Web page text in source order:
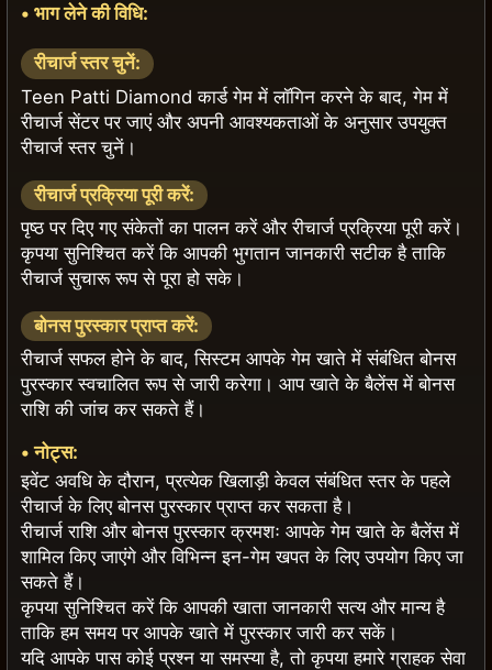
• भाग लेने की विधि:
रीचार्ज स्तर चुनें:
Teen Patti Diamond कार्ड गेम में लॉगिन करने के बाद, गेम में
रीचार्ज सेंटर पर जाएं और अपनी आवश्यकताओं के अनुसार उपयुक्त
रीचार्ज स्तर चुनें।
रीचार्ज प्रक्रिया पूरी करें:
पृष्ठ पर दिए गए संकेतों का पालन करें और रीचार्ज प्रक्रिया पूरी करें।
कृपया सुनिश्चित करें कि आपकी भुगतान जानकारी सटीक है ताकि
रीचार्ज सुचारू रूप से पूरा हो सके।
बोनस पुरस्कार प्राप्त करें:
रीचार्ज सफल होने के बाद, सिस्टम आपके गेम खाते में संबंधित बोनस
पुरस्कार स्वचालित रूप से जारी करेगा। आप खाते के बैलेंस में बोनस
राशि की जांच कर सकते हैं।
•नोट्स:
इवेंट अवधि के दौरान, प्रत्येक खिलाड़ी केवल संबंधित स्तर के पहले
रीचार्ज के लिए बोनस पुरस्कार प्राप्त कर सकता है।
रीचार्ज राशि और बोनस पुरस्कार क्रमशः आपके गेम खाते के बैलेंस में
शामिल किए जाएंगे और विभिन्न इन-गेम खपत के लिए उपयोग किए जा
सकते हैं।
कृपया सुनिश्चित करें कि आपकी खाता जानकारी सत्य और मान्य है
ताकि हम समय पर आपके खाते में पुरस्कार जारी कर सकें।
यदि आपके पास कोई प्रश्न या समस्या है, तो कृपया हमारे ग्राहक सेवा